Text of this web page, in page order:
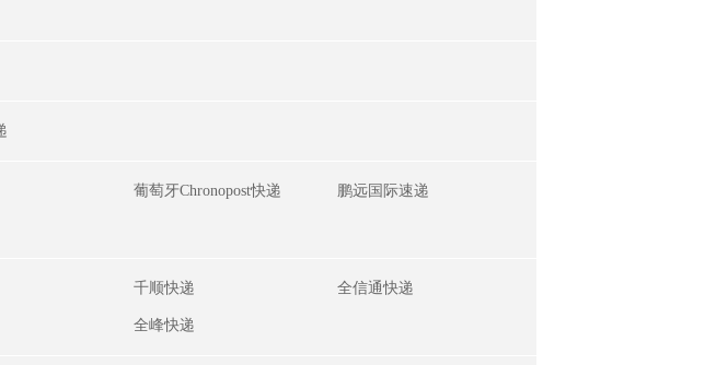
葡萄牙Chronopost快递 鹏远国际速递
千顺快递 全信通快递
全峰快递